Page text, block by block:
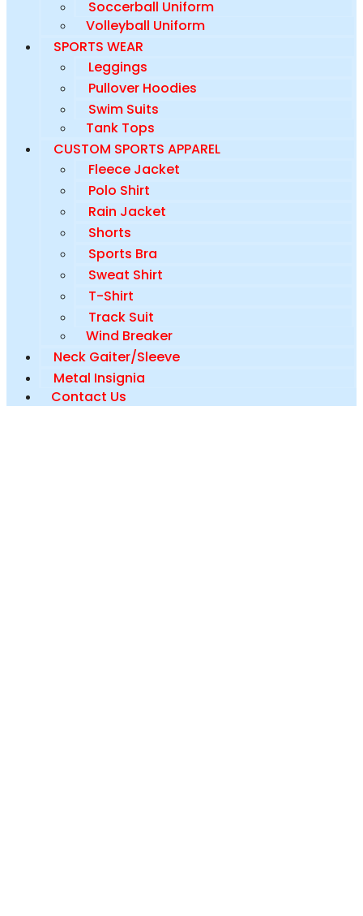
Soccerball Uniform
Volleyball Uniform
SPORTS WEAR
Leggings
Pullover Hoodies
Swim Suits
Tank Tops
CUSTOM SPORTS APPAREL
Fleece Jacket
Polo Shirt
Rain Jacket
Shorts
Sports Bra
Sweat Shirt
T-Shirt
Track Suit
Wind Breaker
Neck Gaiter/Sleeve
Metal Insignia
Contact Us